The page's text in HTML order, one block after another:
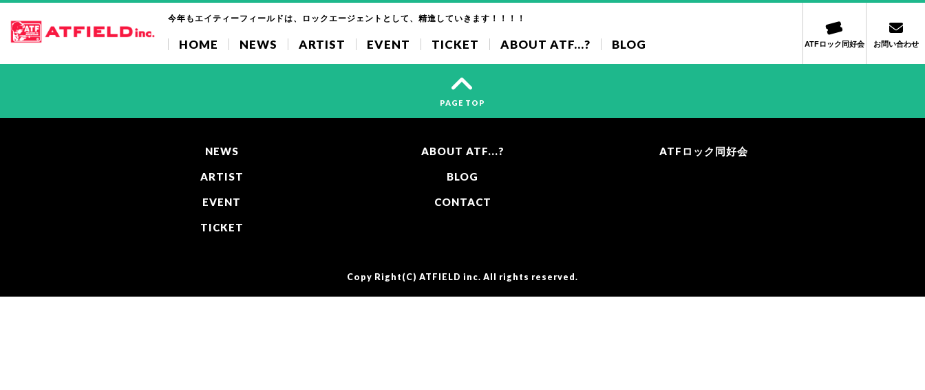
今年もエイティーフィールドは、ロックエージェントとして、精進していきます！！！！
HOME NEWS ARTIST EVENT TICKET ABOUT ATF...? BLOG ATFロック同好会 お問い合わせ
PAGE TOP
NEWS
ARTIST
EVENT
TICKET
ABOUT ATF...?
BLOG
CONTACT
ATFロック同好会
Copy Right(C) ATFIELD inc. All rights reserved.